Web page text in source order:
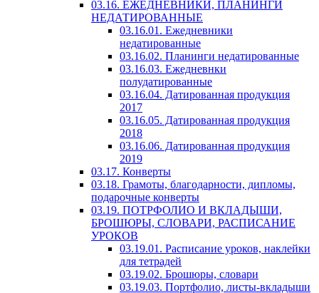
03.16. ЕЖЕДНЕВНИКИ, ПЛАНИНГИ
НЕДАТИРОВАННЫЕ
03.16.01. Ежедневники
недатированные
03.16.02. Планинги недатированные
03.16.03. Ежедневнки
полудатированные
03.16.04. Датированная продукция
2017
03.16.05. Датированная продукция
2018
03.16.06. Датированная продукция
2019
03.17. Конверты
03.18. Грамоты, благодарности, дипломы,
подарочные конверты
03.19. ПОТРФОЛИО И ВКЛАДЫШИ,
БРОШЮРЫ, СЛОВАРИ, РАСПИСАНИЕ
УРОКОВ
03.19.01. Расписание уроков, наклейки
для тетрадей
03.19.02. Брошюры, словари
03.19.03. Портфолио, листы-вкладыши